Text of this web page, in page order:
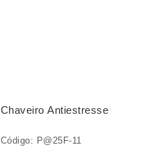
Chaveiro Antiestresse
Código: P@25F-11